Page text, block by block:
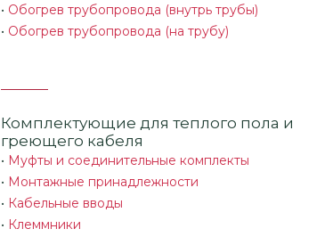
• Обогрев трубопровода (внутрь трубы)
• Обогрев трубопровода (на трубу)
Комплектующие для теплого пола и
греющего кабеля
• Муфты и соединительные комплекты
• Монтажные принадлежности
• Кабельные вводы
• Клеммники